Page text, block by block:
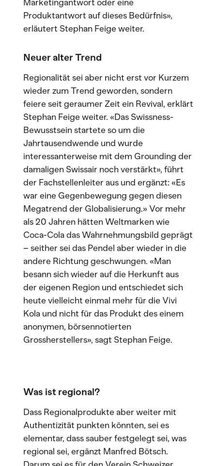
Marketingantwort oder eine
Produktantwort auf dieses Bedürfnis»,
erläutert Stephan Feige weiter.
Neuer alter Trend
Regionalität sei aber nicht erst vor Kurzem
wieder zum Trend geworden, sondern
feiere seit geraumer Zeit ein Revival, erklärt
Stephan Feige weiter. «Das Swissness-
Bewusstsein startete so um die
Jahrtausendwende und wurde
interessanterweise mit dem Grounding der
damaligen Swissair noch verstärkt», führt
der Fachstellenleiter aus und ergänzt: «Es
war eine Gegenbewegung gegen diesen
Megatrend der Globalisierung.» Vor mehr
als 20 Jahren hätten Weltmarken wie
Coca-Cola das Wahrnehmungsbild geprägt
– seither sei das Pendel aber wieder in die
andere Richtung geschwungen. «Man
besann sich wieder auf die Herkunft aus
der eigenen Region und entschiedet sich
heute vielleicht einmal mehr für die Vivi
Kola und nicht für das Produkt des einem
anonymen, börsennotierten
Grossherstellers», sagt Stephan Feige.
Was ist regional?
Dass Regionalprodukte aber weiter mit
Authentizität punkten könnten, sei es
elementar, dass sauber festgelegt sei, was
regional sei, ergänzt Manfred Bötsch.